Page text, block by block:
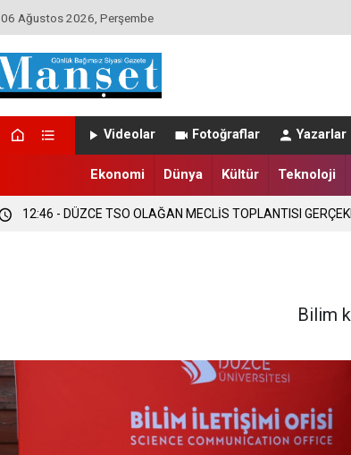
06 Ağustos 2026, Perşembe
Videolar Fotoğraflar Yazarlar
Ekonomi Dünya Kültür Teknoloji
12:46 - DÜZCE TSO OLAĞAN MECLİS TOPLANTISI
Bilim